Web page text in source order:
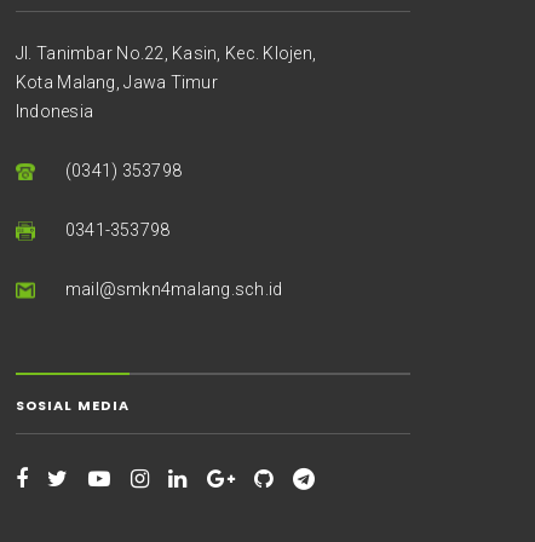
Jl. Tanimbar No.22, Kasin, Kec. Klojen,
Kota Malang, Jawa Timur
Indonesia
(0341) 353798
0341-353798
mail@smkn4malang.sch.id
SOSIAL MEDIA